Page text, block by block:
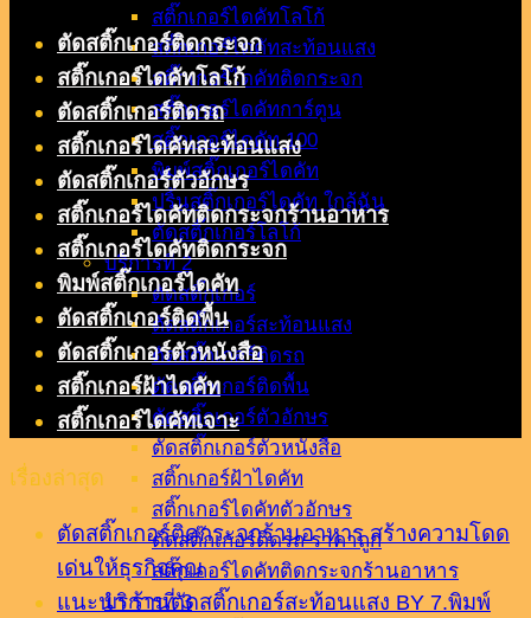
สติ๊กเกอร์ไดคัทโลโก้
สติ๊กเกอร์ไดคัทสะท้อนแสง
สติ๊กเกอร์ไดคัทติดกระจก
สติ๊กเกอร์ไดคัทการ์ตูน
สติ๊กเกอร์ไดคัท 100
พิมพ์สติ๊กเกอร์ไดคัท
ปริ้นสติ๊กเกอร์ไดคัท ใกล้ฉัน
ตัดสติ๊กเกอร์โลโก้
บริการที่ 2
ตัดสติ๊กเกอร์
ตัดสติ๊กเกอร์สะท้อนแสง
ตัดสติ๊กเกอร์ติดรถ
ตัดสติ๊กเกอร์ติดพื้น
ตัดสติ๊กเกอร์ตัวอักษร
ตัดสติ๊กเกอร์ตัวหนังสือ
สติ๊กเกอร์ฝ้าไดคัท
สติ๊กเกอร์ไดคัทตัวอักษร
ตัดสติ๊กเกอร์ติดรถ ราคาถูก
สติ๊กเกอร์ไดคัทติดกระจกร้านอาหาร
บริการที่ 3
ตัดสติ๊กเกอร์ติดกระจก
สติ๊กเกอร์ไดคัทโลโก้
ตัดสติ๊กเกอร์ติดรถ
สติ๊กเกอร์ไดคัทสะท้อนแสง
ตัดสติ๊กเกอร์ตัวอักษร
สติ๊กเกอร์ไดคัทติดกระจกร้านอาหาร
สติ๊กเกอร์ไดคัทติดกระจก
พิมพ์สติ๊กเกอร์ไดคัท
ตัดสติ๊กเกอร์ติดพื้น
ตัดสติ๊กเกอร์ตัวหนังสือ
สติ๊กเกอร์ฝ้าไดคัท
สติ๊กเกอร์ไดคัทเจาะ
เรื่องล่าสุด
ตัดสติ๊กเกอร์ติดกระจกร้านอาหาร สร้างความโดด
เด่นให้ธุรกิจคุณ
แนะนำ ร้านตัดสติ๊กเกอร์สะท้อนแสง BY 7.พิมพ์